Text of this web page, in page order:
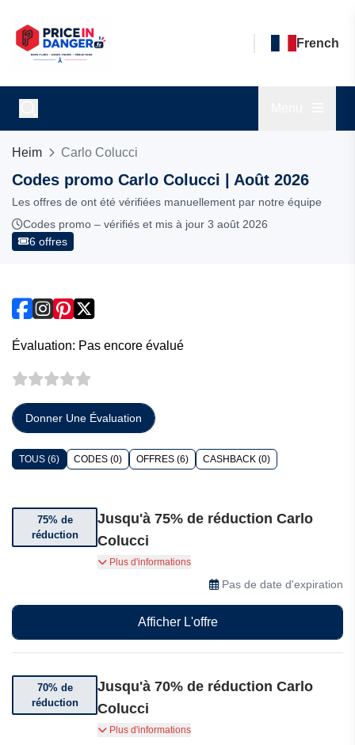
French
Heim Carlo Colucci
Codes promo Carlo Colucci | Août 2026
Les offres de ont été vérifiées manuellement par notre équipe
Codes promo – vérifiés et mis à jour 3 août 2026
6 offres
Évaluation: Pas encore évalué
Donner Une Évaluation
TOUS (6) CODES (0) OFFRES (6) CASHBACK (0)
75% de
réduction
Jusqu'à 75% de réduction Carlo
Colucci
Bénéficiez jusqu'à 75% de réduction sur une
Plus d'informations
Pas de date d'expiration
Afficher L'offre
70% de
réduction
Jusqu'à 70% de réduction Carlo
Colucci
Jusqu'à 70% de réduction sur une sélection
Plus d'informations